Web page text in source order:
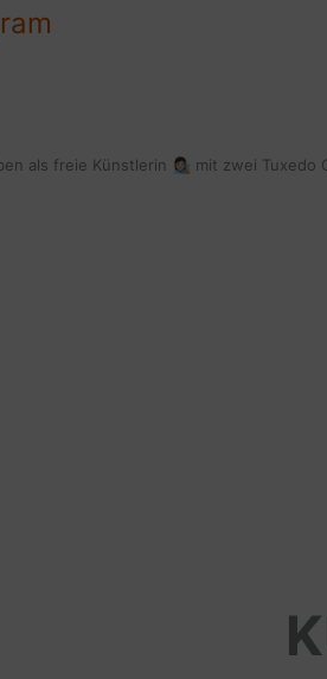
als freie Künstlerin 👩🏻‍🎨 mit zwei